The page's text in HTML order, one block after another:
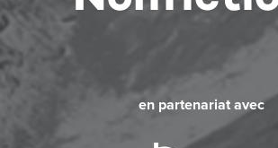
en partenariat avec